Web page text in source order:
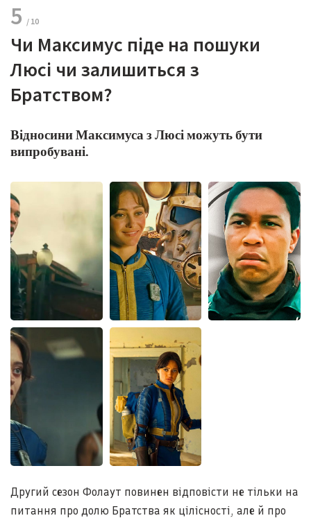
5
Чи Максимус піде на пошуки
Люсі чи залишиться з
Братством?
Відносини Максимуса з Люсі можуть бути
випробувані.
Другий сезон Фолаут повинен відповісти не тільки на
питання про долю Братства як цілісності, але й про